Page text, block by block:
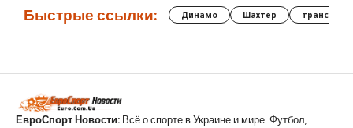
Быстрые ссылки: Динамо Шахтер трансферы
ЕвроСпорт Новости: Всё о спорте в Украине и мире. Футбол,